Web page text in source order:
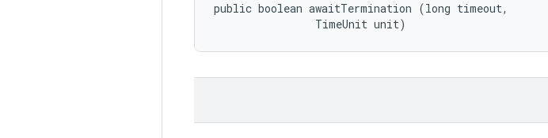
public boolean awaitTermination (long timeout,
                TimeUnit unit)